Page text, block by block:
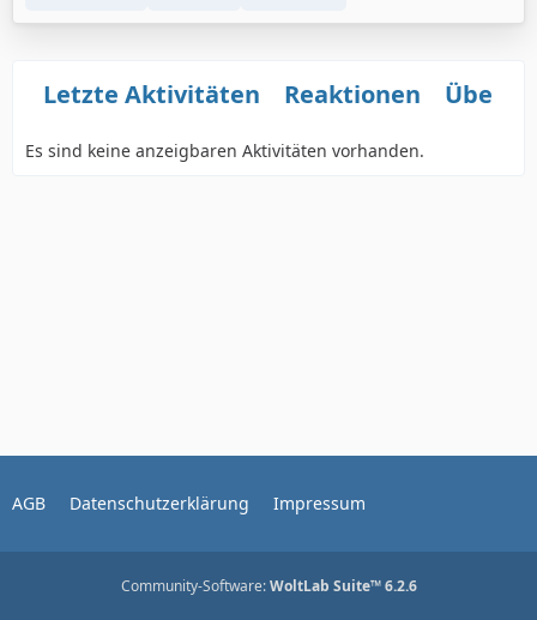
Letzte Aktivitäten Reaktionen Über
Es sind keine anzeigbaren Aktivitäten vorhanden.
AGB Datenschutzerklärung Impressum
Community-Software:WoltLab Suite™ 6.2.6